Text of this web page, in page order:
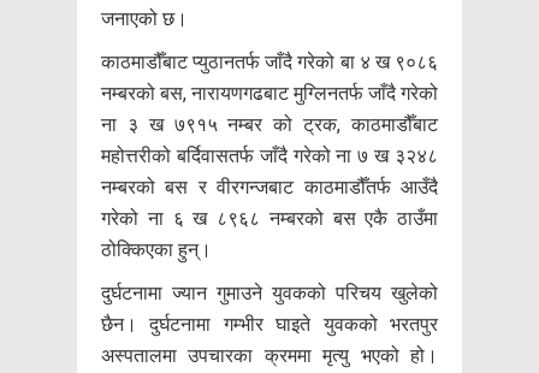
जनाएको छ।
काठमाडौँबाट प्युठानतर्फ जाँदै गरेको बा ४ ख ९०८६
नम्बरको बस, नारायणगढबाट मुग्लिनतर्फ जाँदै गरेको
ना ३ ख ७९१५ नम्बर को ट्रक, काठमाडौँबाट
महोत्तरीको बर्दिवासतर्फ जाँदै गरेको ना ७ ख ३२४८
नम्बरको बस र वीरगन्जबाट काठमाडौँतर्फ आउँदै
गरेको ना ६ ख ८९६८ नम्बरको बस एकै ठाउँमा
ठोक्किएका हुन्।
दुर्घटनामा ज्यान गुमाउने युवकको परिचय खुलेको
छैन। दुर्घटनामा गम्भीर घाइते युवकको भरतपुर
अस्पतालमा उपचारका क्रममा मृत्यु भएको हो।